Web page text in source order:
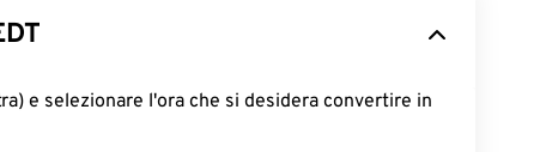
e selezionare l'ora che si desidera convertire in